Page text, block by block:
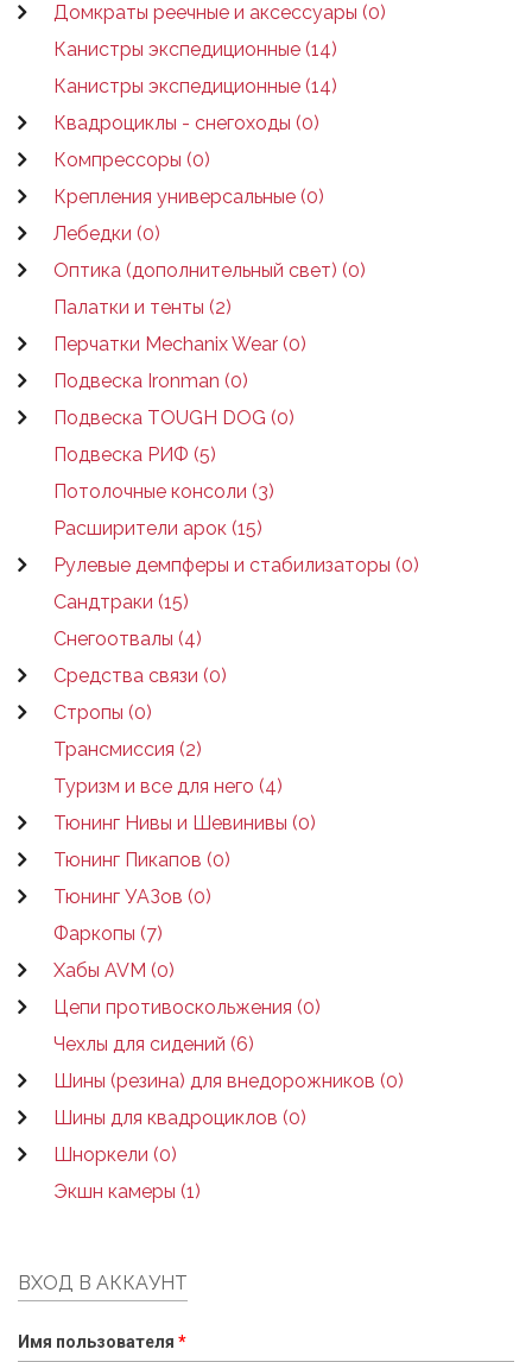
Домкраты реечные и аксессуары (0)
Канистры экспедиционные (14)
Канистры экспедиционные (14)
Квадроциклы - снегоходы (0)
Компрессоры (0)
Крепления универсальные (0)
Лебедки (0)
Оптика (дополнительный свет) (0)
Палатки и тенты (2)
Перчатки Mechanix Wear (0)
Подвеска Ironman (0)
Подвеска TOUGH DOG (0)
Подвеска РИФ (5)
Потолочные консоли (3)
Расширители арок (15)
Рулевые демпферы и стабилизаторы (0)
Сандтраки (15)
Снегоотвалы (4)
Средства связи (0)
Стропы (0)
Трансмиссия (2)
Туризм и все для него (4)
Тюнинг Нивы и Шевинивы (0)
Тюнинг Пикапов (0)
Тюнинг УАЗов (0)
Фаркопы (7)
Хабы AVM (0)
Цепи противоскольжения (0)
Чехлы для сидений (6)
Шины (резина) для внедорожников (0)
Шины для квадроциклов (0)
Шноркели (0)
Экшн камеры (1)
ВХОД В АККАУНТ
Имя пользователя *